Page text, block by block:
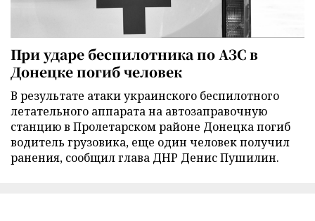
При ударе беспилотника по АЗС в
Донецке погиб человек
В результате атаки украинского беспилотного
летательного аппарата на автозаправочную
станцию в Пролетарском районе Донецка погиб
водитель грузовика, еще один человек получил
ранения, сообщил глава ДНР Денис Пушилин.